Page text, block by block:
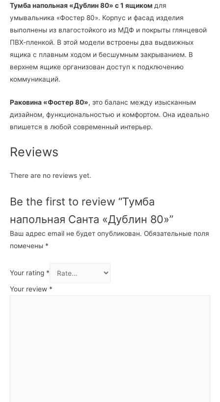
Тумба напольная «Дублин 80» с 1 ящиком для
умывальника «Фостер 80». Корпус и фасад изделия
выполнены из влагостойкого из МДФ и покрыты глянцевой
ПВХ-пленкой. В этой модели встроены два выдвижных
ящика с плавным ходом и бесшумным закрыванием. В
верхнем ящике организован доступ к подключению
коммуникаций.
Раковина «Фостер 80», это баланс между изысканным
дизайном, функциональностью и комфортом. Она идеально
впишется в любой современный интерьер.
Reviews
There are no reviews yet.
Be the first to review “Тумба
напольная Санта «Дублин 80»”
Ваш адрес email не будет опубликован. Обязательные поля
помечены *
Your rating *
Your review *